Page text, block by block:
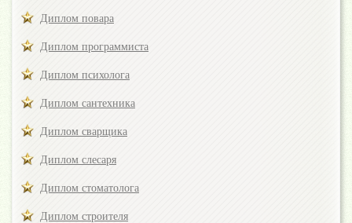
Диплом повара
Диплом программиста
Диплом психолога
Диплом сантехника
Диплом сварщика
Диплом слесаря
Диплом стоматолога
Диплом строителя